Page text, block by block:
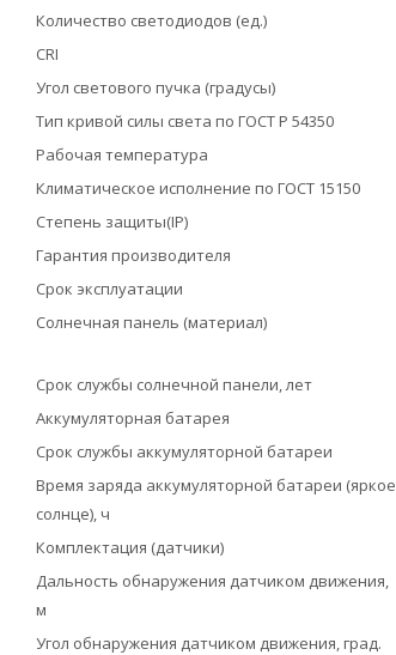
Количество светодиодов (ед.)
CRI
Угол светового пучка (градусы)
Тип кривой силы света по ГОСТ Р 54350
Рабочая температура
Климатическое исполнение по ГОСТ 15150
Степень защиты(IP)
Гарантия производителя
Срок эксплуатации
Солнечная панель (материал)
Срок службы солнечной панели, лет
Аккумуляторная батарея
Срок службы аккумуляторной батареи
Время заряда аккумуляторной батареи (яркое
солнце), ч
Комплектация (датчики)
Дальность обнаружения датчиком движения,
м
Угол обнаружения датчиком движения, град.